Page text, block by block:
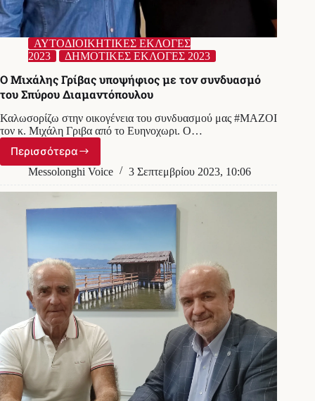
ΑΥΤΟΔΙΟΙΚΗΤΙΚΕΣ ΕΚΛΟΓΕΣ
2023
ΔΗΜΟΤΙΚΕΣ ΕΚΛΟΓΕΣ 2023
Ο Μιχάλης Γρίβας υποψήφιος με τον συνδυασμό
του Σπύρου Διαμαντόπουλου
Καλωσορίζω στην οικογένεια του συνδυασμού μας #ΜΑΖΟΙ
τον κ. Μιχάλη Γριβα από το Ευηνοχωρι. Ο…
Περισσότερα
Ο
Μιχάλης
με
συνδυασμό
Σπύρου
Διαμαντόπουλου
Messolonghi Voice 3 Σεπτεμβρίου 2023, 10:06